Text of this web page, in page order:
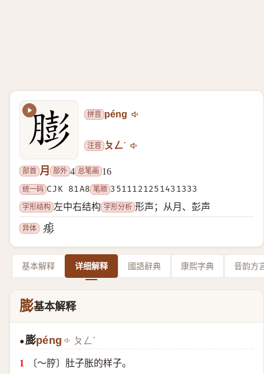
拼音 péng
注音 ㄆㄥˊ
部首 月 部外 4 总笔画 16
统一码 CJK 81A8 笔顺 3511121251431333
字形结构 左中右结构 字形分析 形声；从月、彭声
异体
基本解释 详细解释 國語辭典 康熙字典 音韵方
膨基本解释
●膨péng ㄆㄥˊ
〔～脝〕肚子胀的样子。